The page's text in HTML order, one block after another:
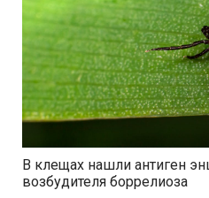
В клещах нашли антиген
возбудителя боррелиоза